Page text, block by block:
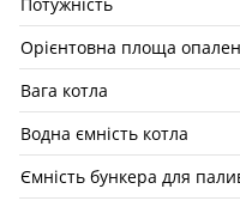
Орієнтовна площа
Вага котла
Водна ємність котла
Ємність бункера для